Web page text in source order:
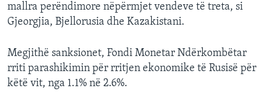
mallra perëndimore nëpërmjet vendeve të treta, si
Gjeorgjia, Bjellorusia dhe Kazakistani.
Megjithë sanksionet, Fondi Monetar Ndërkombëtar
rriti parashikimin për rritjen ekonomike të Rusisë për
këtë vit, nga 1.1% në 2.6%.